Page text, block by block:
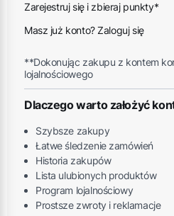
Zarejestruj się i zbieraj punkty*
Masz już konto? Zaloguj się
**Dokonując zakupu z kontem
lojalnościowego
Dlaczego warto założyć
Szybsze zakupy
Łatwe śledzenie zamówień
Historia zakupów
Lista ulubionych produktów
Program lojalnościowy
Prostsze zwroty i reklamacje